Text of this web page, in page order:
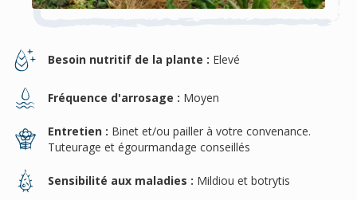
Besoin nutritif de la plante : Elevé
Fréquence d'arrosage : Moyen
Entretien : Binet et/ou pailler à votre convenance.
Tuteurage et égourmandage conseillés
Sensibilité aux maladies : Mildiou et botrytis